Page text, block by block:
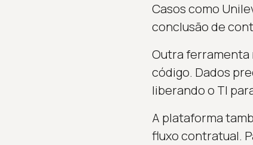
Casos como
conclusão de
Outra ferramenta
código. Dados
liberando o TI
A plataforma
fluxo contratual.